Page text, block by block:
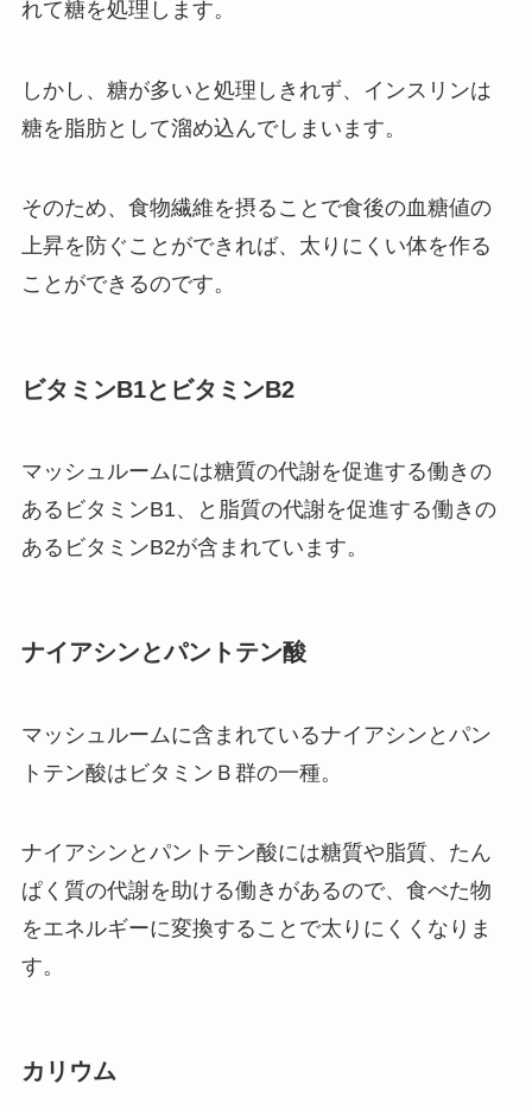
れて糖を処理します。
しかし、糖が多いと処理しきれず、インスリンは
糖を脂肪として溜め込んでしまいます。
そのため、食物繊維を摂ることで食後の血糖値の
上昇を防ぐことができれば、太りにくい体を作る
ことができるのです。
ビタミンB1とビタミンB2
マッシュルームには糖質の代謝を促進する働きの
あるビタミンB1、と脂質の代謝を促進する働きの
あるビタミンB2が含まれています。
ナイアシンとパントテン酸
マッシュルームに含まれているナイアシンとパン
トテン酸はビタミンＢ群の一種。
ナイアシンとパントテン酸には糖質や脂質、たん
ぱく質の代謝を助ける働きがあるので、食べた物
をエネルギーに変換することで太りにくくなりま
す。
カリウム